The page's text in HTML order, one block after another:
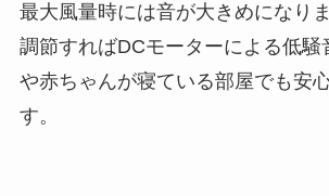
最大風量時には音が大きめになり
調節すればDCモーターによる低騒
や赤ちゃんが寝ている部屋でも安
す。